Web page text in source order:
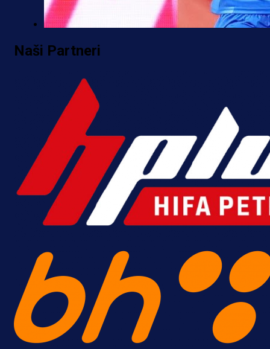
krenuo pobjedom: Plavi slavili na
Grbavici!
5 h 2 min
Naši Partneri